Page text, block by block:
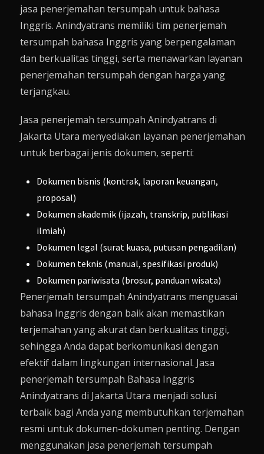
jasa penerjemahan tersumpah untuk bahasa
Inggris. Anindyatrans memiliki tim penerjemah
tersumpah bahasa Inggris yang berpengalaman
dan berkualitas tinggi, serta menawarkan layanan
penerjemahan tersumpah dengan harga yang
terjangkau.
Jasa penerjemah tersumpah Anindyatrans di
Jakarta Utara menyediakan layanan penerjemahan
untuk berbagai jenis dokumen, seperti:
Dokumen bisnis (kontrak, laporan keuangan,
proposal)
Dokumen akademik (ijazah, transkrip, publikasi
ilmiah)
Dokumen legal (surat kuasa, putusan pengadilan)
Dokumen teknis (manual, spesifikasi produk)
Dokumen pariwisata (brosur, panduan wisata)
Penerjemah tersumpah Anindyatrans menguasai
bahasa Inggris dengan baik akan memastikan
terjemahan yang akurat dan berkualitas tinggi,
sehingga Anda dapat berkomunikasi dengan
efektif dalam lingkungan internasional. Jasa
penerjemah tersumpah Bahasa Inggris
Anindyatrans di Jakarta Utara menjadi solusi
terbaik bagi Anda yang membutuhkan terjemahan
resmi untuk dokumen-dokumen penting. Dengan
menggunakan jasa penerjemah tersumpah